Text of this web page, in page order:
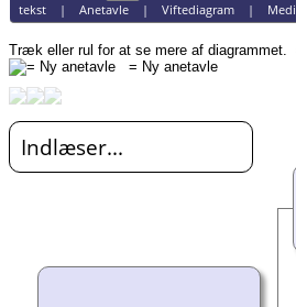
tekst| Anetavle| Viftediagram|
Træk eller rul for at se mere af diagrammet.
= Ny anetavle
Indlæser...